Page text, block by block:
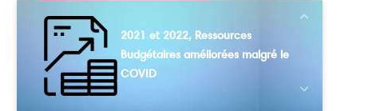
2021 et 2022, Ressources
Budgétaires améliorées malgré le
COVID